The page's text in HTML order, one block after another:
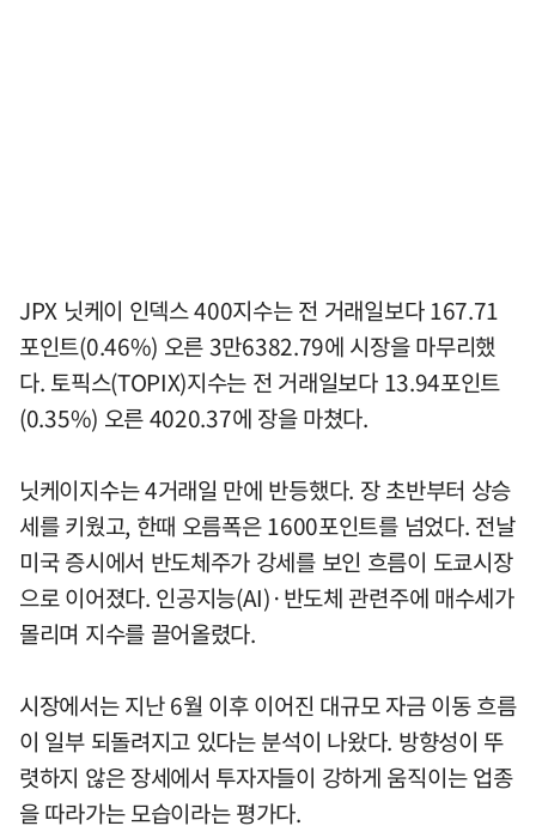
JPX 닛케이 인덱스 400지수는 전 거래일보다 167.71
포인트(0.46%) 오른 3만6382.79에 시장을 마무리했
다. 토픽스(TOPIX)지수는 전 거래일보다 13.94포인트
(0.35%) 오른 4020.37에 장을 마쳤다.
닛케이지수는 4거래일 만에 반등했다. 장 초반부터 상승
세를 키웠고, 한때 오름폭은 1600포인트를 넘었다. 전날
미국 증시에서 반도체주가 강세를 보인 흐름이 도쿄시장
으로 이어졌다. 인공지능(AI)·반도체 관련주에 매수세가
몰리며 지수를 끌어올렸다.
시장에서는 지난 6월 이후 이어진 대규모 자금 이동 흐름
이 일부 되돌려지고 있다는 분석이 나왔다. 방향성이 뚜
렷하지 않은 장세에서 투자자들이 강하게 움직이는 업종
을 따라가는 모습이라는 평가다.